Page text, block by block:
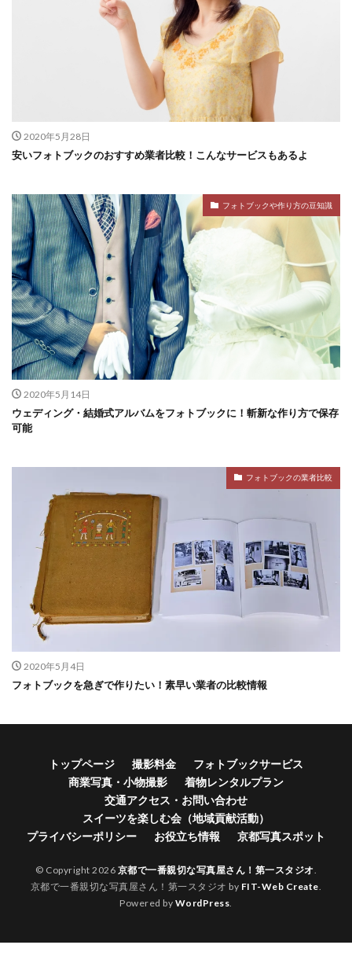
2020年5月28日
安いフォトブックのおすすめ業者比較！こんなサービスもあるよ
フォトブックや作り方の豆知識
2020年5月14日
ウェディング・結婚式アルバムをフォトブックに！斬新な作り方で保存
可能
フォトブックの業者比較
2020年5月4日
フォトブックを急ぎで作りたい！素早い業者の比較情報
トップページ 撮影料金
フォトブックサービス
商業写真・小物撮影
着物レンタルプラン
交通アクセス・お問い合わせ
スイーツを楽しむ会（地域貢献活動）
プライバシーポリシー
お役立ち情報 京都写真スポット
© Copyright 2026 京都で一番親切な写真屋さん！第一スタジオ
京都で一番親切な写真屋さん！第一スタジオ by FIT-Web Create
Powered by WordPress